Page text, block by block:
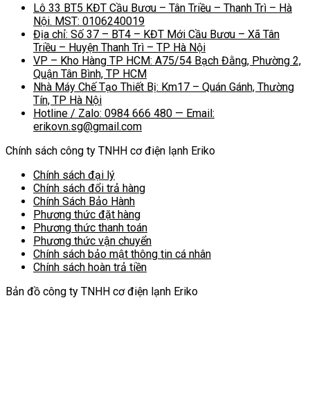
Lô 33 BT5 KĐT Cầu Bươu – Tân Triều – Thanh Trì – Hà
Nội. MST: 0106240019
Địa chỉ: Số 37 – BT4 – KĐT Mới Cầu Bươu – Xã Tân
Triều – Huyện Thanh Trì – TP Hà Nội
VP – Kho Hàng TP HCM: A75/54 Bạch Đằng, Phường 2,
Quận Tân Bình, TP HCM
Nhà Máy Chế Tạo Thiết Bị: Km17 – Quán Gánh, Thường
Tín, TP Hà Nội
Hotline / Zalo: 0984 666 480 — Email:
erikovn.sg@gmail.com
Chính sách công ty TNHH cơ điện lạnh Eriko
Chính sách đại lý
Chính sách đổi trả hàng
Chính Sách Bảo Hành
Phương thức đặt hàng
Phương thức thanh toán
Phương thức vận chuyển
Chính sách bảo mật thông tin cá nhân
Chính sách hoàn trả tiền
Bản đồ công ty TNHH cơ điện lạnh Eriko